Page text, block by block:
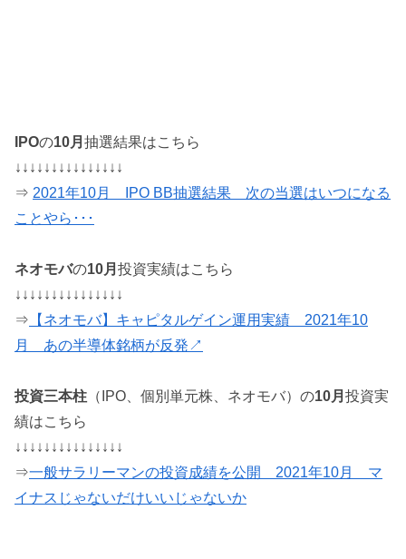
IPOの10月 抽選結果はこちら
↓↓↓↓↓↓↓↓↓↓↓↓↓↓↓
⇒ 2021年10月 IPO BB抽選結果 次の当選はいつになる
ことやら･･･
ネオモバの10月 投資実績はこちら
↓↓↓↓↓↓↓↓↓↓↓↓↓↓↓
⇒ 【ネオモバ】キャピタルゲイン運用実績 2021年10
月 あの半導体銘柄が反発↗
投資三本柱 （IPO、個別単元株、ネオモバ）の10月 投資実
績はこちら
↓↓↓↓↓↓↓↓↓↓↓↓↓↓↓
⇒一般サラリーマンの投資成績を公開 2021年10月 マ
イナスじゃないだけいいじゃないか